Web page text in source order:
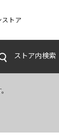
トア
ストア内検索